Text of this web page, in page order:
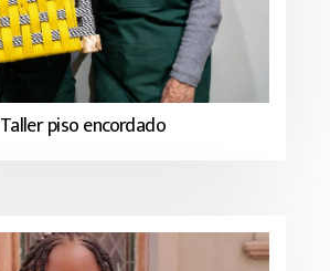
Taller piso encordado